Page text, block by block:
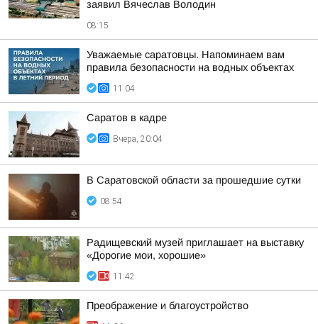
заявил Вячеслав Володин
08:15
Уважаемые саратовцы. Напоминаем вам
правила безопасности на водных объектах
11:04
Саратов в кадре
Вчера, 20:04
В Саратовской области за прошедшие сутки
08:54
Радищевский музей приглашает на выставку
«Дорогие мои, хорошие»
11:42
Преображение и благоустройство